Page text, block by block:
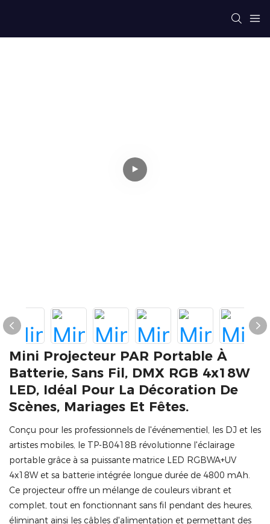
Mini Projecteur PAR Portable À
Batterie, Sans Fil, DMX RGB 4x18W
LED, Idéal Pour La Décoration De
Scènes, Mariages Et Fêtes.
Conçu pour les professionnels de l'événementiel, les DJ et les
artistes mobiles, le TP-B0418B révolutionne l'éclairage
portable grâce à sa puissante matrice LED RGBWA+UV
4x18W et sa batterie intégrée longue durée de 4800 mAh.
Ce projecteur offre un mélange de couleurs vibrant et
complet, tout en fonctionnant sans fil pendant des heures,
éliminant ainsi les câbles d'alimentation et permettant des